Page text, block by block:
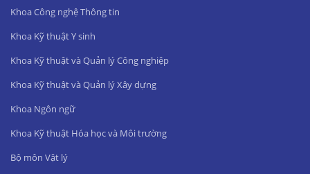
Khoa Công nghệ Thông tin
Khoa Kỹ thuật Y sinh
Khoa Kỹ thuật và Quản lý Công nghiệp
Khoa Kỹ thuật và Quản lý Xây dựng
Khoa Ngôn ngữ
Khoa Kỹ thuật Hóa học và Môi trường
Bộ môn Vật lý